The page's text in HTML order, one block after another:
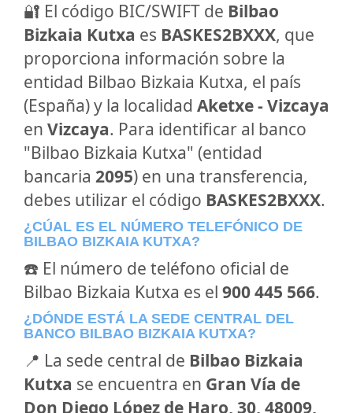
🔐 El código BIC/SWIFT de Bilbao
Bizkaia Kutxa es BASKES2BXXX, que
proporciona información sobre la
entidad Bilbao Bizkaia Kutxa, el país
(España) y la localidad Aketxe - Vizcaya
en Vizcaya. Para identificar al banco
"Bilbao Bizkaia Kutxa" (entidad
bancaria 2095) en una transferencia,
debes utilizar el código BASKES2BXXX.
¿CÚAL ES EL NÚMERO TELEFÓNICO DE
BILBAO BIZKAIA KUTXA?
☎️ El número de teléfono oficial de
Bilbao Bizkaia Kutxa es el 900 445 566.
¿DÓNDE ESTÁ LA SEDE CENTRAL DEL
BANCO BILBAO BIZKAIA KUTXA?
📍 La sede central de Bilbao Bizkaia
Kutxa se encuentra en Gran Vía de
Don Diego López de Haro, 30, 48009,